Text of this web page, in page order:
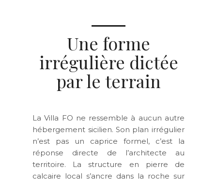
Une forme
irrégulière dictée
par le terrain
La Villa FO ne ressemble à aucun autre
hébergement sicilien. Son plan irrégulier
n’est pas un caprice formel, c’est la
réponse directe de l’architecte au
territoire. La structure en pierre de
calcaire local s’ancre dans la roche sur